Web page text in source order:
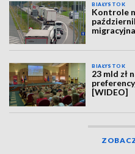
BIAŁYSTOK
Kontrole
BIAŁYSTOK
23 mld zł
[WIDEO]